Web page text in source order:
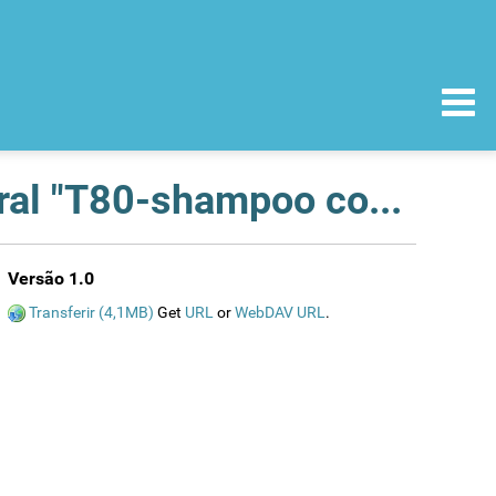
Recolha do produto cosmético e de higiene corporal "T80-shampoo colorante" comercializado pela firma "Farmisuave, Ldª".
Versão 1.0
Transferir (4,1MB) Get URL orWebDAV URL .